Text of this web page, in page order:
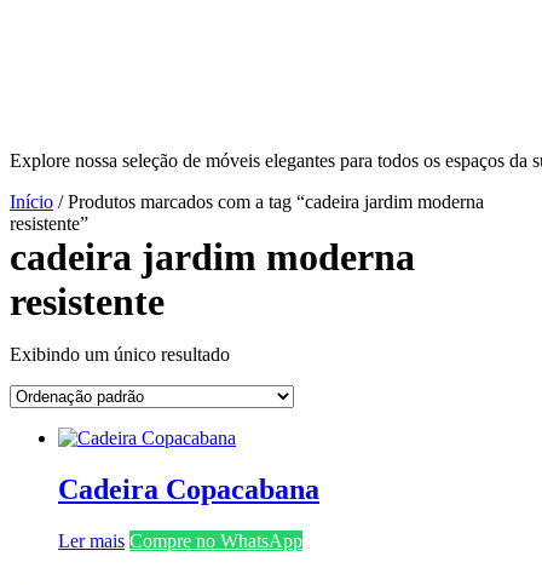
Explore nossa seleção de móveis elegantes para todos os espaços
Início / Produtos marcados com a tag “cadeira jardim moderna
resistente”
cadeira jardim moderna
resistente
Exibindo um único resultado
Cadeira Copacabana
Ler mais Compre no WhatsApp